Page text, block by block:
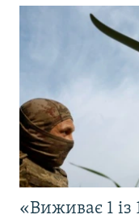
«Виживає 1 із